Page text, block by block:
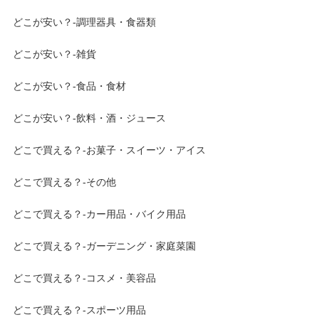
どこが安い？-調理器具・食器類
どこが安い？-雑貨
どこが安い？-食品・食材
どこが安い？-飲料・酒・ジュース
どこで買える？-お菓子・スイーツ・アイス
どこで買える？-その他
どこで買える？-カー用品・バイク用品
どこで買える？-ガーデニング・家庭菜園
どこで買える？-コスメ・美容品
どこで買える？-スポーツ用品